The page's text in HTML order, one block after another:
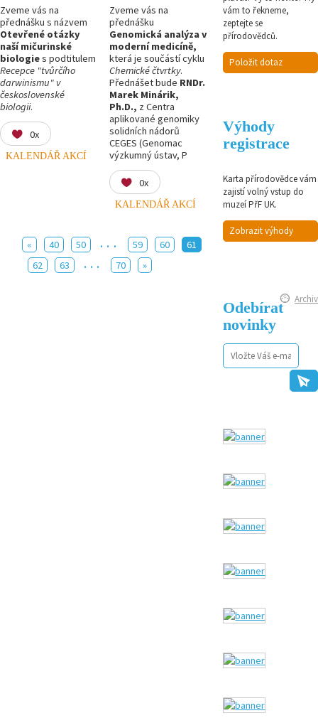
Zveme vás na
přednášku s názvem
Otevřené otázky
naší mičurinské
biologies podtitulem
Recepce "tvůrčího
darwinismu" v
československé
biologii.
0x
KALENDÁŘ AKCÍ
Zveme vás na
přednášku
Genomická analýza v
moderní medicíně,
která je součástí cyklu
Chemické čtvrtky.
Přednášet bude RNDr.
Marek Minárik,
Ph.D., z Centra
aplikované genomiky
solidních nádorů
CEGES (Genomac
výzkumný ústav, P
0x
KALENDÁŘ AKCÍ
« 40 50 ... 59 60
61
62
63 ... 70 »
vám to řekneme,
zeptejte se
přírodovědců.
Položit dotaz
Výhody
registrace
Karta přírodovědce vám
zajistí volný vstup do
muzeí PřF UK.
Zobrazit výhody
Archiv
Odebírat
novinky